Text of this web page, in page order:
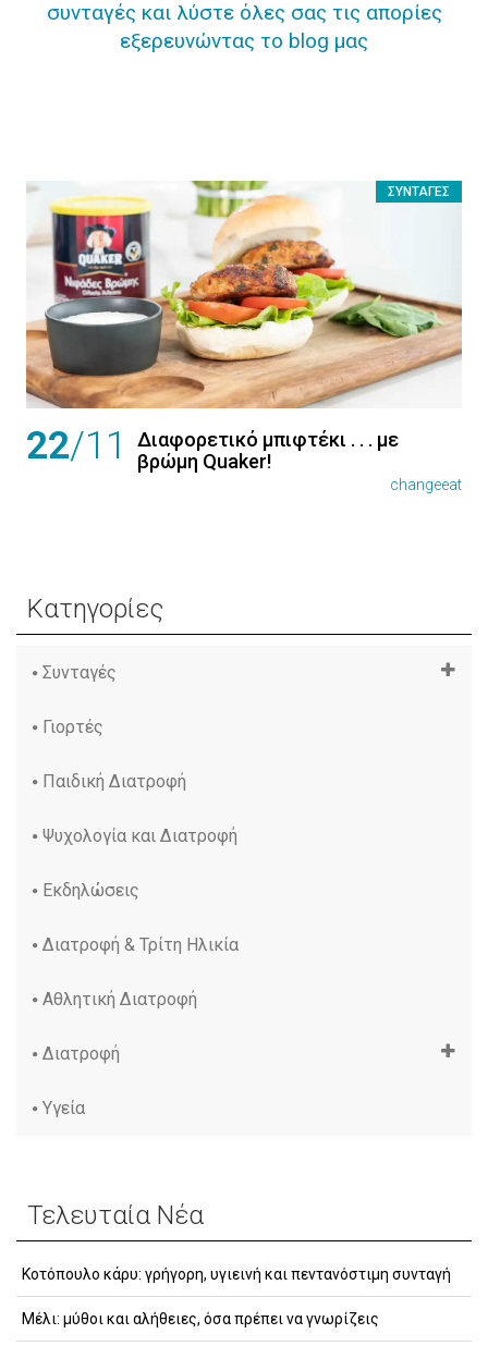
συνταγές και λύστε όλες σας τις απορίες
εξερευνώντας το blog μας
ΣΥΝΤΑΓΈΣ
22/11
Διαφορετικό μπιφτέκι . . . με
βρώμη Quaker!
changeeat
Κατηγορίες
Συνταγές
Γιορτές
Παιδική Διατροφή
Ψυχολογία και Διατροφή
Εκδηλώσεις
Διατροφή & Τρίτη Ηλικία
Αθλητική Διατροφή
Διατροφή
Υγεία
Τελευταία Νέα
Κοτόπουλο κάρυ: γρήγορη, υγιεινή και πεντανόστιμη συνταγή
Μέλι: μύθοι και αλήθειες, όσα πρέπει να γνωρίζεις